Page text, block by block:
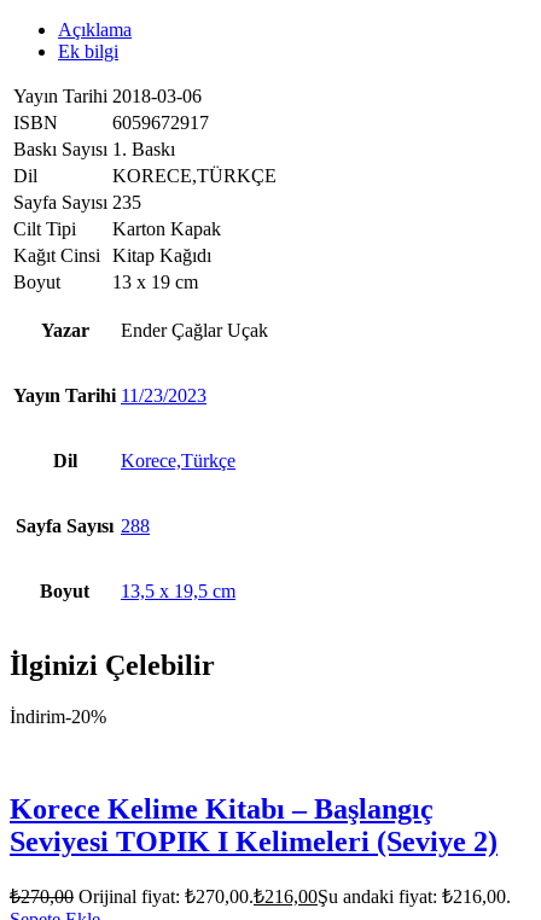
Açıklama
Ek bilgi
Yayın Tarihi 2018-03-06
ISBN
6059672917
Baskı Sayısı 1. Baskı
Dil
KORECE,TÜRKÇE
Sayfa Sayısı 235
Cilt Tipi
Karton Kapak
Kağıt Cinsi
Kitap Kağıdı
Boyut
13 x 19 cm
Yazar Ender Çağlar Uçak
Yayın Tarihi 11/23/2023
Dil Korece,Türkçe
Sayfa Sayısı 288
Boyut 13,5 x 19,5 cm
İlginizi Çelebilir
İndirim-20%
Korece Kelime Kitabı – Başlangıç
Seviyesi TOPIK I Kelimeleri (Seviye 2)
₺270,00 Orijinal fiyat: ₺270,00.₺216,00Şu andaki fiyat: ₺216,00.